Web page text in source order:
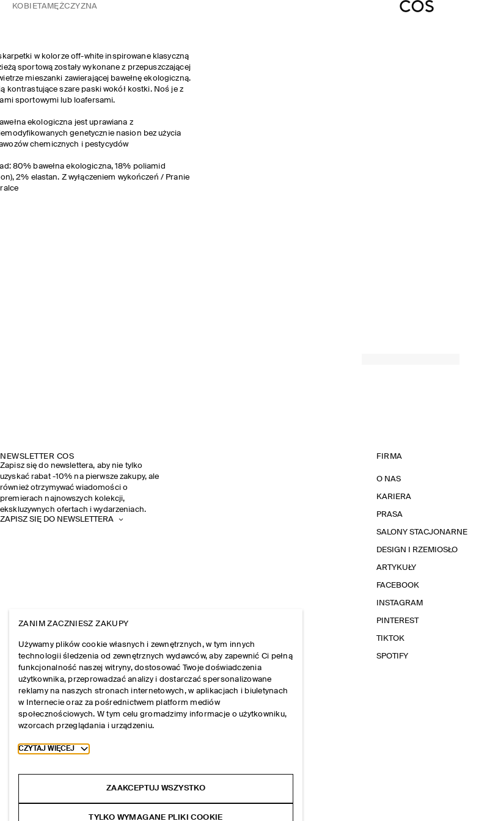
KOBIETA MĘŻCZYZNA
w kolorze off-white inspirowane klasyczną
sportową zostały wykonane z przepuszczającej
mieszanki zawierającej bawełnę ekologiczną.
kontrastujące szare paski wokół kostki. Noś je z
sportowymi lub loafersami.
ekologiczna jest uprawiana z
genetycznie nasion bez użycia
chemicznych i pestycydów
80% bawełna ekologiczna, 18% poliamid
2% elastan. Z wyłączeniem wykończeń / Pranie
NEWSLETTER COS
Zapisz się do newslettera, aby nie tylko
uzyskać rabat -10% na pierwsze zakupy, ale
również otrzymywać wiadomości o
premierach najnowszych kolekcji,
ekskluzywnych ofertach i wydarzeniach.
ZAPISZ SIĘ DO NEWSLETTERA
FIRMA
O NAS
KARIERA
PRASA
SALONY STACJONARNE
DESIGN I RZEMIOSŁO
ARTYKUŁY
FACEBOOK
INSTAGRAM
PINTEREST
TIKTOK
SPOTIFY
ZANIM ZACZNIESZ ZAKUPY
Używamy plików cookie własnych i zewnętrznych, w tym innych
technologii śledzenia od zewnętrznych wydawców, aby zapewnić Ci pełną
funkcjonalność naszej witryny, dostosować Twoje doświadczenia
użytkownika, przeprowadzać analizy i dostarczać spersonalizowane
reklamy na naszych stronach internetowych, w aplikacjach i biuletynach
w Internecie oraz za pośrednictwem platform mediów
społecznościowych. W tym celu gromadzimy informacje o użytkowniku,
wzorcach przeglądania i urządzeniu.
Toggle more cookie information
CZYTAJ WIĘCEJ
ZAAKCEPTUJ WSZYSTKO
TYLKO WYMAGANE PLIKI COOKIE